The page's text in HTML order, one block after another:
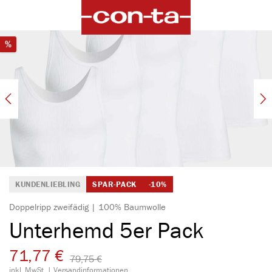
Bildergalerie überspringen
%Rabatt
KUNDENLIEBLING SPAR-PACK -10%
Doppelripp zweifädig | 100% Baumwolle
Unterhemd 5er Pack
71,77 € 79,75 €​
inkl. MwSt. | Versandinformationen